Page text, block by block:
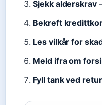
Sjekk alderskrav
Bekreft
Les vilkår for
Meld ifra om
Fyll tank ved retur